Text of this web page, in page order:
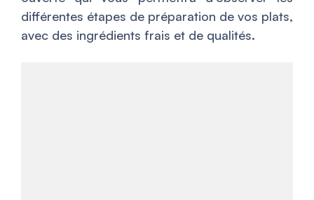
différentes étapes de préparation de vos plats,
avec des ingrédients frais et de qualités.